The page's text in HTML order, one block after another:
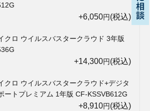
+6,050円(税込)
クロ ウイルスバスタークラウド 3年版
+14,300円(税込)
クロ ウイルスバスタークラウド+デジタ
ートプレミアム 1年版 CF-KSSVB612G
+8,910円(税込)